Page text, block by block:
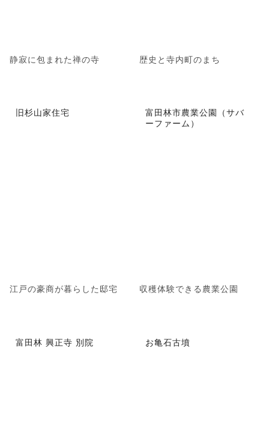
静寂に包まれた禅の寺 歴史と寺内町のまち
旧杉山家住宅
江戸の豪商が暮らした邸宅
富田林市農業公園（サバ
ーファーム）
収穫体験できる農業公園
富田林 興正寺 別院 お亀石古墳